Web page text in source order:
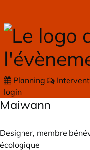
Planning
login
Maiwann
Designer, membre
écologique